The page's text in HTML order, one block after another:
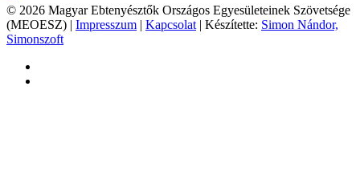
© 2026 Magyar Ebtenyésztők Országos Egyesületeinek Szövetsége
(MEOESZ) | Impresszum | Kapcsolat | Készítette: Simon Nándor,
Simonszoft